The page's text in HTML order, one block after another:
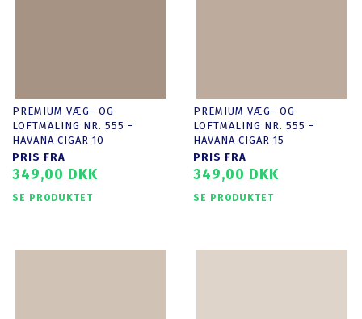
PREMIUM VÆG- OG
LOFTMALING NR. 555 -
HAVANA CIGAR 10
PRIS FRA
349,00 DKK
SE PRODUKTET
PREMIUM VÆG- OG
LOFTMALING NR. 555 -
HAVANA CIGAR 15
PRIS FRA
349,00 DKK
SE PRODUKTET